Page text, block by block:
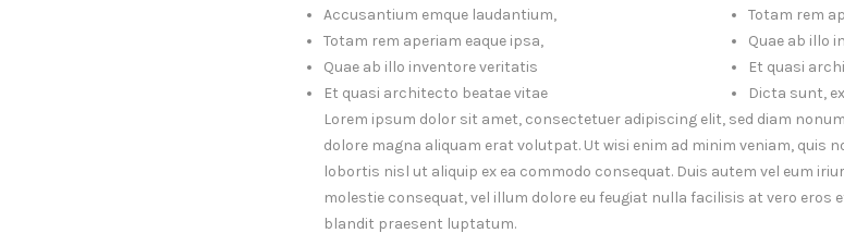
Accusantium emque laudantium,
Totam rem aperiam eaque ipsa,
Quae ab illo inventore veritatis
Et quasi architecto beatae vitae
Totam rem
Quae ab illo
Et quasi
Dicta sunt,
Lorem ipsum dolor sit amet, consectetuer adipiscing elit, sed diam
dolore magna aliquam erat volutpat. Ut wisi enim ad minim veniam,
lobortis nisl ut aliquip ex ea commodo consequat. Duis autem vel eum
molestie consequat, vel illum dolore eu feugiat nulla facilisis at vero eros
blandit praesent luptatum.